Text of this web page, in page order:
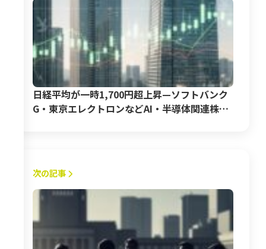
日経平均が一時1,700円超上昇—ソフトバンク
G・東京エレクトロンなどAI・半導体関連株が
次の記事